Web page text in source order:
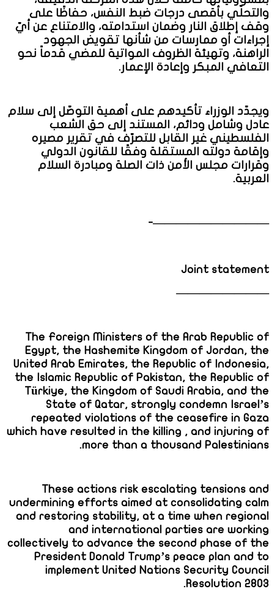
والتحلّي بأقصى درجات ضبط النفس، حفاظًا على
وقف إطلاق النار وضمان استدامته، والامتناع عن أيّ
إجراءات أو ممارسات من شأنها تقويض الجهود
الراهنة، وتهيئة الظروف المواتية للمضي قدماً نحو
التعافي المبكر وإعادة الإعمار.
ويجدّد الوزراء تأكيدهم على أهمية التوصّل إلى سلام
عادل وشامل ودائم، المستند إلى حق الشعب
الفلسطيني غير القابل للتصرّف في تقرير مصيره
وإقامة دولته المستقلة وفقًا للقانون الدولي
وقرارات مجلس الأمن ذات الصلة ومبادرة السلام
العربية.
——————————-
Joint statement
————————
The Foreign Ministers of the Arab Republic of
Egypt, the Hashemite Kingdom of Jordan, the
United Arab Emirates, the Republic of Indonesia,
the Islamic Republic of Pakistan, the Republic of
Türkiye, the Kingdom of Saudi Arabia, and the
State of Qatar, strongly condemn Israel’s
repeated violations of the ceasefire in Gaza
which have resulted in the killing , and injuring of
more than a thousand Palestinians.
These actions risk escalating tensions and
undermining efforts aimed at consolidating calm
and restoring stability, at a time when regional
and international parties are working
collectively to advance the second phase of the
President Donald Trump’s peace plan and to
implement United Nations Security Council
Resolution 2803.